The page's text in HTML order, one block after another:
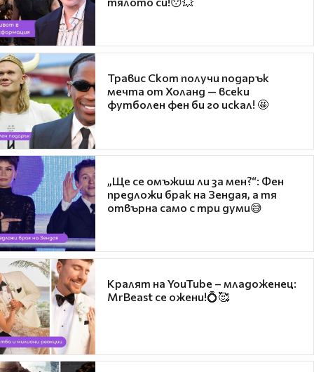
Травис Скот получи подарък
мечта от Холанд — всеки
футболен фен би го искал! 🤩
„Ще се омъжиш ли за мен?“: Фен
предложи брак на Зендая, а тя
отвърна само с три думи😅
Кралят на YouTube – младоженец:
MrBeast се ожени!💍🥰